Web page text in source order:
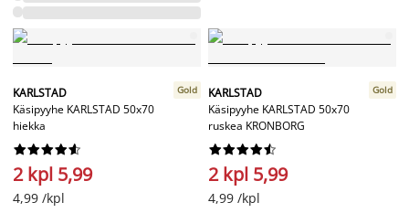
KARLSTAD
Käsipyyhe KARLSTAD 50x70
hiekka
Gold






2 kpl 5,99
4,99 /kpl
KARLSTAD
Käsipyyhe KARLSTAD 50x70
ruskea KRONBORG
Gold






2 kpl 5,99
4,99 /kpl